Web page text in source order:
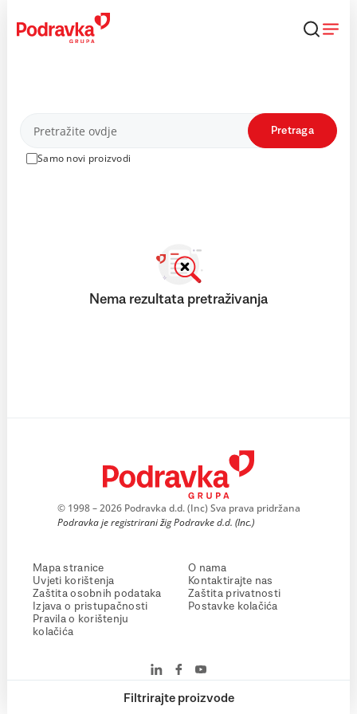
content
Proizvodi
Samo novi proizvodi
Pretraga
Filtrirajte proizvode
Nema rezultata pretraživanja
© 1998 – 2026 Podravka d.d. (Inc) Sva prava pridržana
Podravka je registrirani žig Podravke d.d. (Inc.)
Mapa stranice
Uvjeti korištenja
Zaštita osobnih podataka
Izjava o pristupačnosti
Pravila o korištenju
kolačića
O nama
Kontaktirajte nas
Zaštita privatnosti
Postavke kolačića